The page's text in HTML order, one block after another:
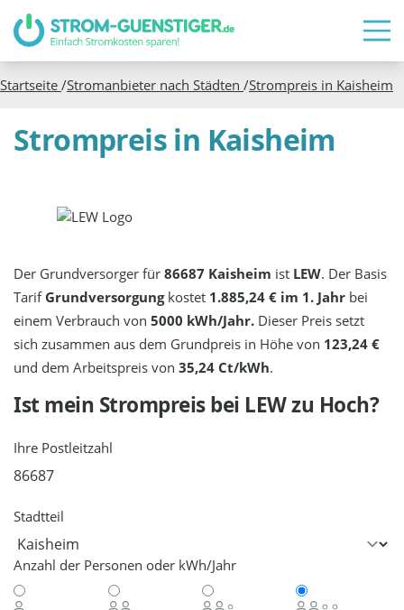
Startseite /Stromanbieter nach Städten /Strompreis in Kaisheim
Strompreis in Kaisheim
Der Grundversorger für86687 Kaisheim ist LEW. Der Basis
Tarif Grundversorgungkostet 1.885,24 € im 1. Jahr bei
einem Verbrauch von5000 kWh/Jahr. Dieser Preis setzt
sich zusammen aus dem Grundpreis in Höhe von 123,24 €
und dem Arbeitspreis von35,24 Ct/kWh.
Ist mein Strompreis bei LEWzu Hoch?
Ihre Postleitzahl
Stadtteil
Anzahl der Personen oder kWh/Jahr